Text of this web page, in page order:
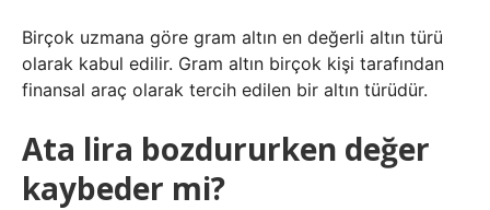
Birçok uzmana göre gram altın en değerli altın türü
olarak kabul edilir. Gram altın birçok kişi tarafından
finansal araç olarak tercih edilen bir altın türüdür.
Ata lira bozdururken değer
kaybeder mi?